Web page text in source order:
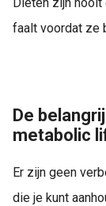
faalt voordat ze
De
metabolic
Er zijn geen
die je kunt